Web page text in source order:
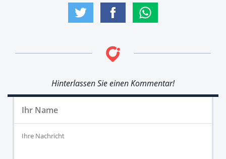
Hinterlassen Sie einen Kommentar!